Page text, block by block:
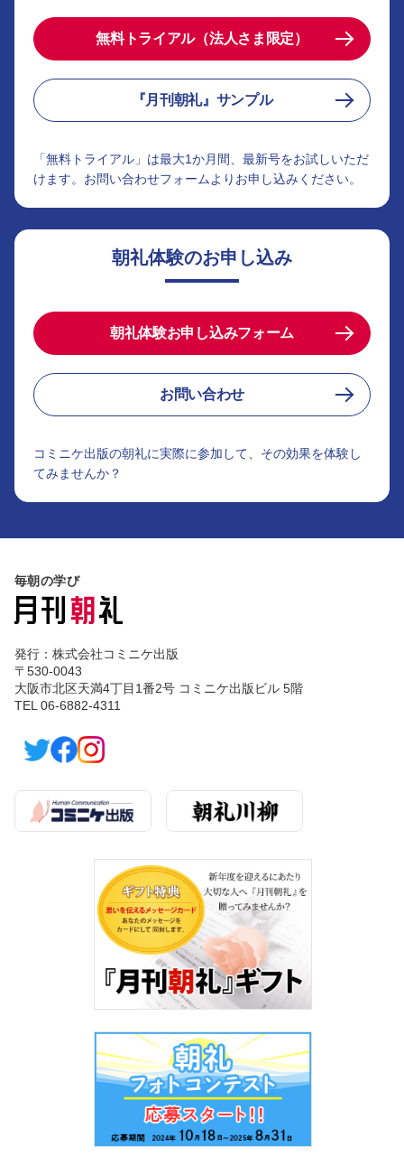
無料トライアル（法人さま限定）
『月刊朝礼』サンプル
「無料トライアル」は最大1か月間、最新号をお試しいただ
けます。お問い合わせフォームよりお申し込みください。
朝礼体験のお申し込み
朝礼体験お申し込みフォーム
お問い合わせ
コミニケ出版の朝礼に実際に参加して、その効果を体験し
てみませんか？
毎朝の学び
発行：株式会社コミニケ出版
〒530-0043
大阪市北区天満4丁目1番2号 コミニケ出版ビル 5階
TEL 06-6882-4311